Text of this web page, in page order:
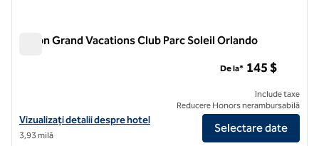
Hilton Grand Vacations Club Parc Soleil Orlando
Vizualizați detaliile hotelului pentru Hilton Grand Vacations Club Parc
Vizualizați detalii despre hotel
3,93 milă
De la* 145 $
Include taxe
Reducere Honors nerambursabilă
Selectare date